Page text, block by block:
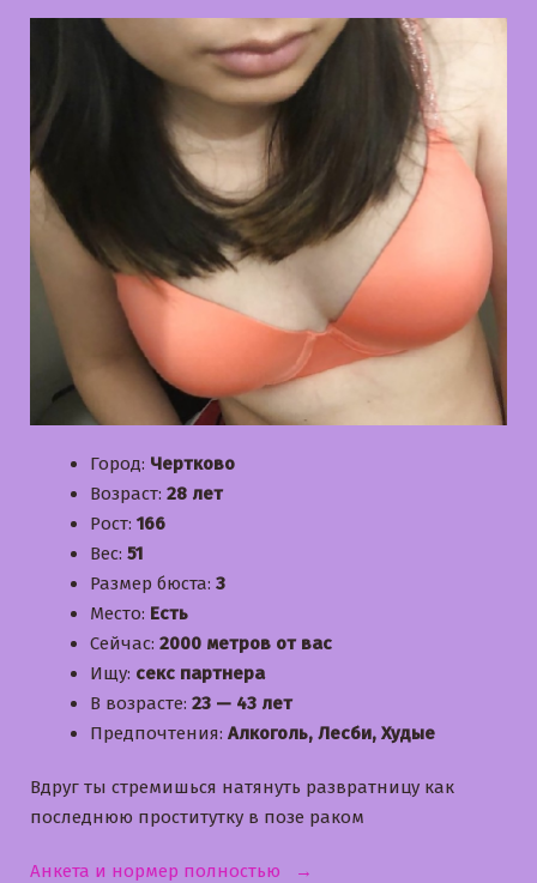
Город: Чертково
Возраст: 28 лет
Рост: 166
Вес: 51
Размер бюста: 3
Место: Есть
Сейчас: 2000 метров от вас
Ищу: секс партнера
В возрасте: 23 — 43 лет
Предпочтения: Алкоголь, Лесби, Худые
Вдруг ты стремишься натянуть развратницу как
последнюю проститутку в позе раком
Анкета и нормер полностью «Вероничка»